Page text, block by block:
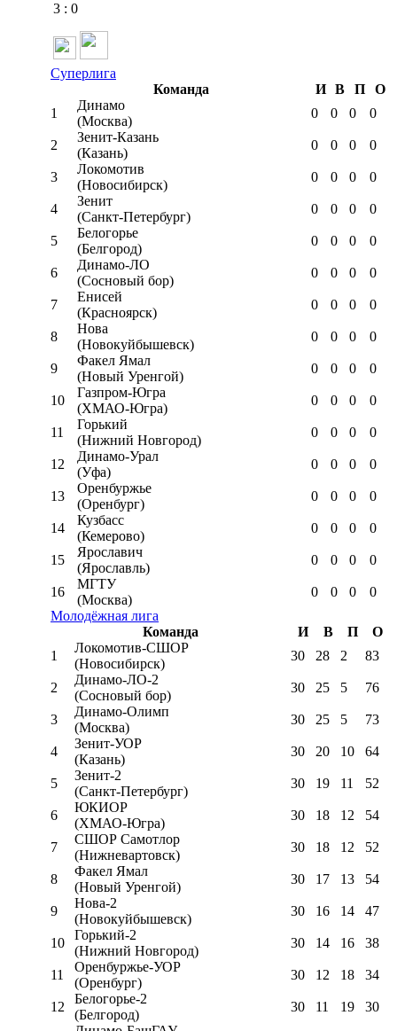
3 : 0
Суперлига
Команда
И В П
О
1
Динамо
(Москва)
0 0 0 0
2
Зенит-Казань
(Казань)
0 0 0 0
3
Локомотив
(Новосибирск)
0 0 0 0
4
Зенит
(Санкт-Петербург)
0 0 0 0
5
Белогорье
(Белгород)
0 0 0 0
6
Динамо-ЛО
(Сосновый бор)
0 0 0 0
7
Енисей
(Красноярск)
0 0 0 0
8
Нова
(Новокуйбышевск)
0 0 0 0
9
Факел Ямал
(Новый Уренгой)
0 0 0 0
10
Газпром-Югра
(ХМАО-Югра)
0 0 0 0
11
Горький
(Нижний Новгород)
0 0 0 0
12
Динамо-Урал
(Уфа)
0 0 0 0
13
Оренбуржье
(Оренбург)
0 0 0 0
14
Кузбасс
(Кемерово)
0 0 0 0
15
Ярославич
(Ярославль)
0 0 0 0
16
МГТУ
(Москва)
0 0 0
0
Молодёжная лига
Команда
И В П
О
1
Локомотив-CШОР
(Новосибирск)
30 28 2 83
2
Динамо-ЛО-2
(Сосновый бор)
30 25 5 76
3
Динамо-Олимп
(Москва)
30 25 5 73
4
Зенит-УОР
(Казань)
30 20 10 64
5
Зенит-2
(Санкт-Петербург)
30 19 11 52
6
ЮКИОР
(ХМАО-Югра)
30 18 12 54
7
СШОР Самотлор
(Нижневартовск)
30 18 12 52
8
Факел Ямал
(Новый Уренгой)
30 17 13 54
9
Нова-2
(Новокуйбышевск)
30 16 14 47
10
Горький-2
(Нижний Новгород)
30 14 16 38
11
Оренбуржье-УОР
(Оренбург)
30 12 18 34
12
Белогорье-2
(Белгород)
30 11 19 30